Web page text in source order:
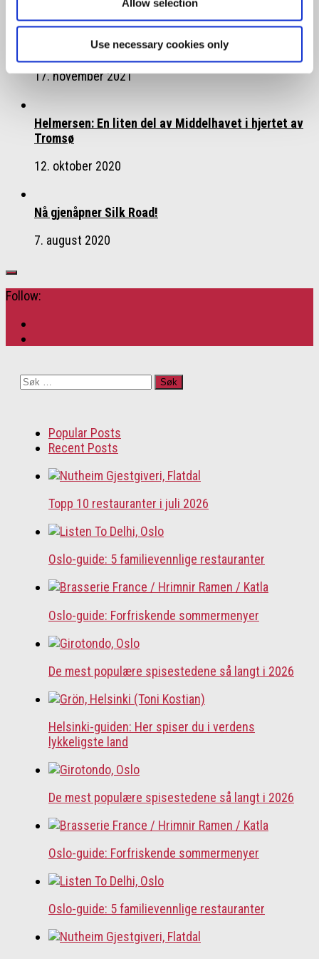
Allow selection
Use necessary cookies only
Kom i julestemning hos Værtshuset Bærums Verk
17. november 2021
Helmersen: En liten del av Middelhavet i hjertet av
Tromsø
12. oktober 2020
Nå gjenåpner Silk Road!
7. august 2020
Follow:
Søk
Popular Posts
Recent Posts
Topp 10 restauranter i juli 2026
Oslo-guide: 5 familievennlige restauranter
Oslo-guide: Forfriskende sommermenyer
De mest populære spisestedene så langt i 2026
Helsinki-guiden: Her spiser du i verdens
lykkeligste land
De mest populære spisestedene så langt i 2026
Oslo-guide: Forfriskende sommermenyer
Oslo-guide: 5 familievennlige restauranter